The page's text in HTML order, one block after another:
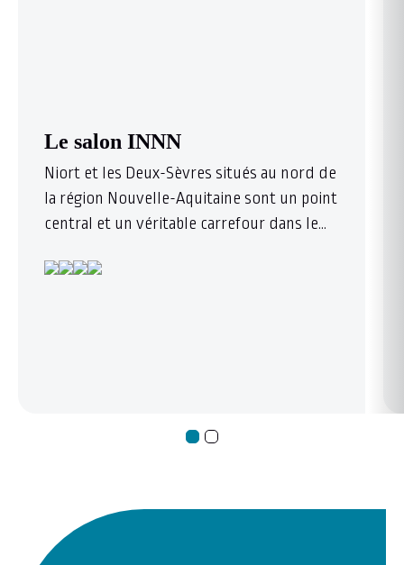
Le salon INNN
Niort et les Deux-Sèvres situés au nord de
la région Nouvelle-Aquitaine sont un point
central et un véritable carrefour dans le
côte Atlantique. Il réunit depuis 2022 et
et en 2023 nous avons proposé d’imaginer
Opération Phoenix